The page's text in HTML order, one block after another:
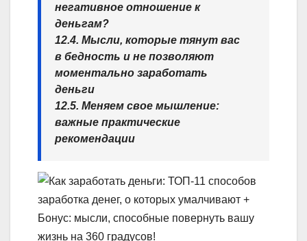
негативное отношение к
деньгам?
12.4. Мысли, которые тянут вас
в бедность и не позволяют
моментально заработать
деньги
12.5. Меняем свое мышление:
важные практические
рекомендации